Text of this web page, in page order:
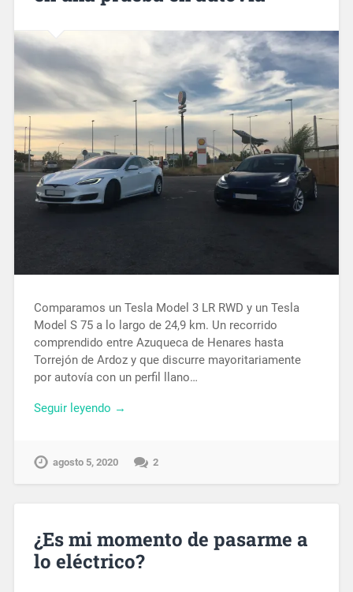
Comparamos un Tesla Model 3 LR RWD y un Tesla
Model S 75 a lo largo de 24,9 km. Un recorrido
comprendido entre Azuqueca de Henares hasta
Torrejón de Ardoz y que discurre mayoritariamente
por autovía con un perfil llano…
Seguir leyendo →
agosto 5, 2020 2
¿Es mi momento de pasarme a
lo eléctrico?